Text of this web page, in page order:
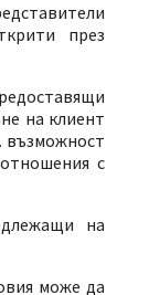
през
на клиент
възможност
с
на
може да